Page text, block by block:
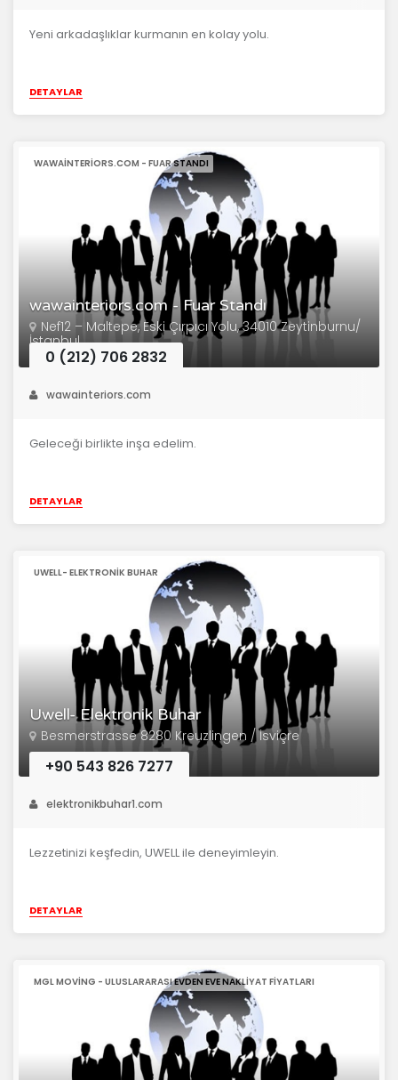
Yeni arkadaşlıklar kurmanın en kolay yolu.
DETAYLAR
wawainteriors.com - Fuar Standı
WAWAINTERIORS.COM - FUAR STANDI
Nef12 – Maltepe, Eski Çırpıcı Yolu, 34010 Zeytinburnu/
İstanbul
0 (212) 706 2832
wawainteriors.com
Geleceği birlikte inşa edelim.
DETAYLAR
Uwell- Elektronik Buhar
UWELL- ELEKTRONIK BUHAR
Besmerstrasse 8280 Kreuzlingen / İsviçre
+90 543 826 7277
elektronikbuhar1.com
Lezzetinizi keşfedin, UWELL ile deneyimleyin.
DETAYLAR
MGL MOVING - ULUSLARARASI EVDEN EVE NAKLIYAT FIYATLARI